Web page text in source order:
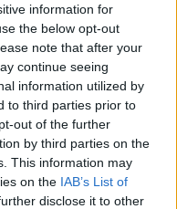
information for
the below opt-out
note that after your
continue seeing
information utilized by
to third parties prior to
out of the further
by third parties on the
This information may
on the IAB’s List of
disclose it to other
trequarti rischia di
fisico
pomeriggio.
di Pioli
torna in auge la
Costa e
Difesa